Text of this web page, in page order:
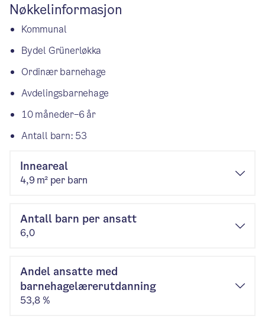
Nøkkelinformasjon
Kommunal
Bydel Grünerløkka
Ordinær barnehage
Avdelingsbarnehage
10 måneder–6 år
Antall barn: 53
Inneareal
4,9 m² per barn
Antall barn per ansatt
6,0
Andel ansatte med
barnehagelærerutdanning
53,8 %